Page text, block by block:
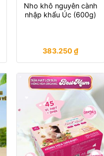
Nho khô nguyên cành
nhập khẩu Úc (600g)
383.250₫